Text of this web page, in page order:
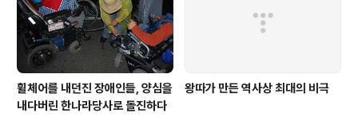
휠체어를 내던진 장애인들, 양심을
내다버린 한나라당사로 돌진하다
왕따가 만든 역사상 최대의 비극